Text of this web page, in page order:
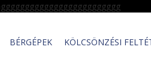
BÉRGÉPEK KÖLCSÖNZÉSI